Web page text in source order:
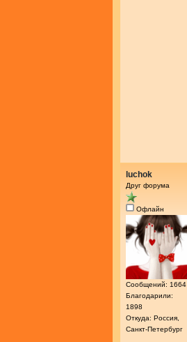
luchok
Друг форума
Офлайн
Сообщений: 1664
Благодарили:
1898
Откуда: Россия,
Санкт-Петербург